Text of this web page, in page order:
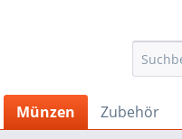
Münzen Zubehör